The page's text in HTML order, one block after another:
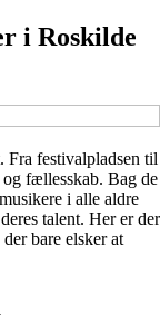
i Roskilde
Fra festivalpladsen til
og fællesskab. Bag de
i alle aldre
talent. Her er der
bare elsker at